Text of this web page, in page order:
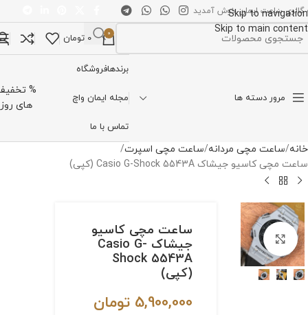
Skip to navigation
Skip to main content
گالری ساعت ایمان خوش آمدید
0
0 تومان
مرور دسته ها
برندهافروشگاه
مجله ایمان واچ
تماس با ما
%
های روز
خانه ساعت مچی مردانه ساعت مچی اسپرت
ساعت مچی کاسیو جیشاک Casio G-Shock 5543A (کپی)
برای بزرگنمایی کلیک کنیدساعت مچی کاسیو
جیشاک Casio G-
Shock 5543A
(کپی)
5,900,000 تومان